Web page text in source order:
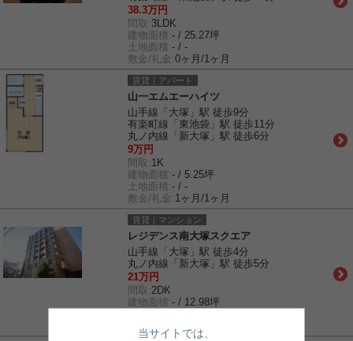
38.3万円
間取: 3LDK
建物面積:- / 25.27坪
土地面積:- / -
敷金/礼金:0ヶ月/1ヶ月
賃貸｜アパート
山一エムエーハイツ
山手線「大塚」駅 徒歩9分
有楽町線「東池袋」駅 徒歩11分
丸ノ内線「新大塚」駅 徒歩6分
9万円
間取: 1K
建物面積:- / 5.25坪
土地面積:- / -
敷金/礼金: 1ヶ月/1ヶ月
賃貸｜マンション
レジデンス南大塚スクエア
山手線「大塚」駅 徒歩4分
丸ノ内線「新大塚」駅 徒歩5分
21万円
間取: 2DK
建物面積:- / 12.98坪
敷金/礼金:
当サイトでは、